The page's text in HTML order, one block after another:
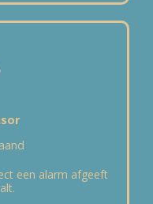
een alarm afgeeft